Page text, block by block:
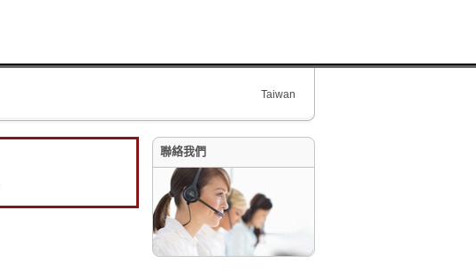
Taiwan
聯絡我們